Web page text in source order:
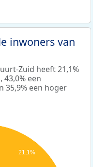
inwoners van
Zuid heeft 21,1%
een
35,9% een hoger
21,1%